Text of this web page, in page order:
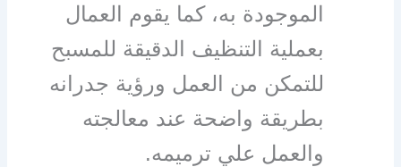
الموجودة به، كما يقوم العمال
بعملية التنظيف الدقيقة للمسبح
للتمكن من العمل ورؤية جدرانه
بطريقة واضحة عند معالجته
والعمل علي ترميمه.